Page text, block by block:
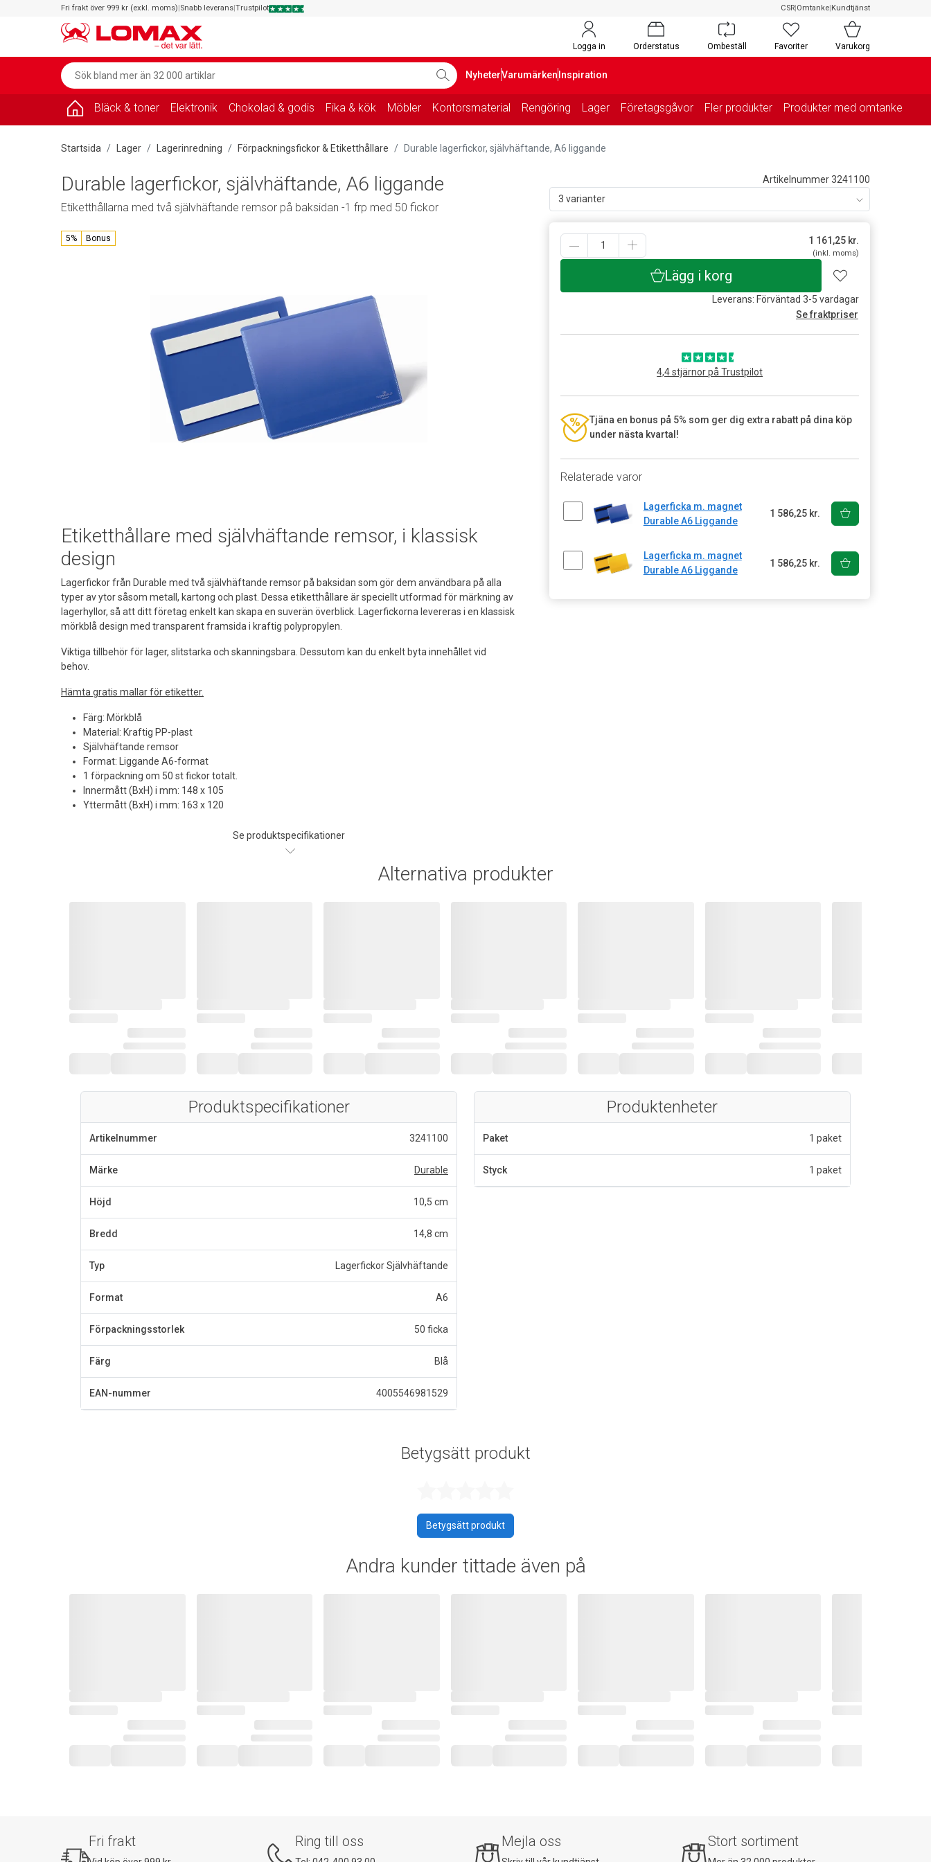
Fri frakt över 999 kr (exkl. moms)|Snabb leverans|Trustpilot CSR|Omtanke|Kundtjänst
Logga in Orderstatus Ombeställ Favoriter Varukorg
NyheterVarumärken Inspiration
Bläck & toner Elektronik Chokolad & godis Fika & kök Möbler Kontorsmaterial Rengöring Lager Företagsgåvor Fler produkter Produkter med omtanke
Startsida Lager Lagerinredning Förpackningsfickor & Etiketthållare Durable lagerfickor, självhäftande, A6 liggande
5% Bonus
Etiketthållare med självhäftande remsor, i klassisk
design
Lagerfickor från Durable med två självhäftande remsor på baksidan som gör dem användbara på alla
typer av ytor såsom metall, kartong och plast. Dessa etiketthållare är speciellt utformad för märkning av
lagerhyllor, så att ditt företag enkelt kan skapa en suverän överblick. Lagerfickorna levereras i en klassisk
mörkblå design med transparent framsida i kraftig polypropylen.
Viktiga tillbehör för lager, slitstarka och skanningsbara. Dessutom kan du enkelt byta innehållet vid
behov.
Hämta gratis mallar för etiketter.
Färg: Mörkblå
Material: Kraftig PP-plast
Självhäftande remsor
Format: Liggande A6-format
1 förpackning om 50 st fickor totalt.
Innermått (BxH) i mm: 148 x 105
Yttermått (BxH) i mm: 163 x 120
Se produktspecifikationer
Artikelnummer 3241100
3 varianter
1 161,25kr.
(inkl. moms)
Lägg i korg
Leverans: Förväntad 3-5 vardagar
Se fraktpriser
4,4 stjärnor på Trustpilot
Tjäna en bonus på 5% som ger dig extra rabatt på dina köp
under nästa kvartal!
Relaterade varor
Lagerficka m. magnet
Durable A6 Liggande
1 586,25 kr.
Lagerficka m. magnet
Durable A6 Liggande
1 586,25 kr.
Durable lagerfickor, självhäftande, A6 liggande
Etiketthållarna med två självhäftande remsor på baksidan -1 frp med 50 fickor
Alternativa produkter
Produktspecifikationer
Artikelnummer 3241100
Märke Durable
Höjd 10,5 cm
Bredd 14,8 cm
Typ Lagerfickor Självhäftande
Format A6
Förpackningsstorlek 50 ficka
Färg Blå
EAN-nummer 4005546981529
Produktenheter
Paket 1 paket
Styck 1 paket
Betygsätt produkt
Betygsätt produkt
Andra kunder tittade även på
Fri frakt Ring till oss Mejla oss Stort sortiment